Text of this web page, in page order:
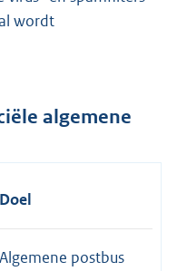
wordt
algemene
Doel
Algemene postbus